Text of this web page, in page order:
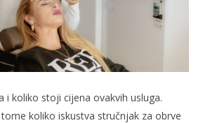
i koliko stoji cijena ovakvih usluga.
koliko iskustva stručnjak za obrve